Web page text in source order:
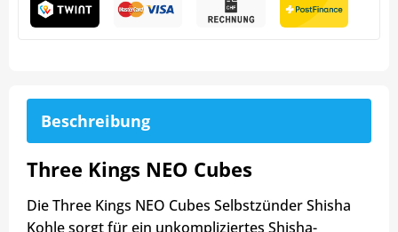
Beschreibung
Three Kings NEO Cubes
Die Three Kings NEO Cubes Selbstzünder Shisha
Kohle sorgt für ein unkompliziertes Shisha-